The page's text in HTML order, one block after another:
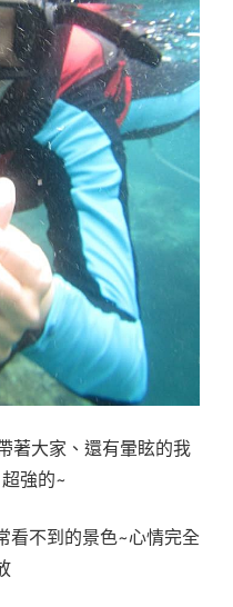
著大家、還有暈眩的我
強的~
看不到的景色~心情完全